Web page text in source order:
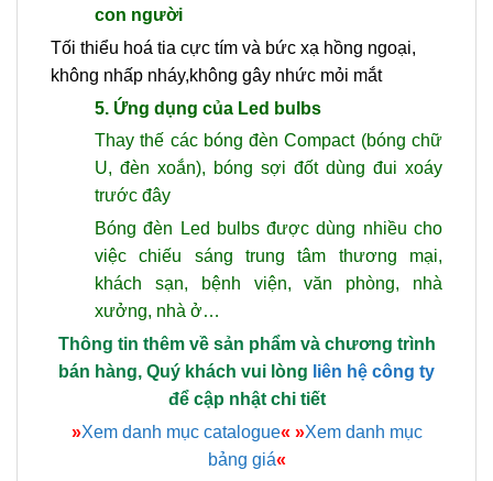
con người
Tối thiểu hoá tia cực tím và bức xạ hồng ngoại,
không nhấp nháy,không gây nhức mỏi mắt
5. Ứng dụng của Led bulbs
Thay thế các bóng đèn Compact (bóng chữ
U, đèn xoắn), bóng sợi đốt dùng đui xoáy
trước đây
Bóng đèn Led bulbs được dùng nhiều cho
việcchiếu sángtrung tâm thương mại,
khách sạn, bệnh viện, văn phòng, nhà
xưởng, nhà ở…
Thông tin thêm về sản phẩm và chương trình
bán hàng, Quý khách vui lòng liên hệ công ty
để cập nhật chi tiết
»Xem danh mục catalogue« »Xem danh mục
bảng giá«